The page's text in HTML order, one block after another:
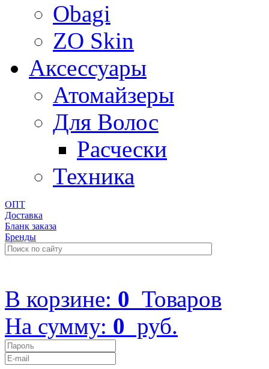
Obagi
ZO Skin
Aксессуары
Атомайзеры
Для Волос
Расчески
Техника
ОПТ
Доставка
Бланк заказа
Бренды
В корзине: 0 Товаров
На сумму: 0 руб.